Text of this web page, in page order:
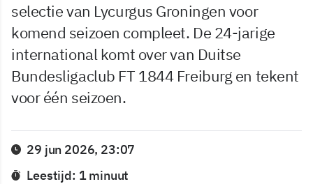
selectie van Lycurgus Groningen voor
komend seizoen compleet. De 24-jarige
international komt over van Duitse
Bundesligaclub FT 1844 Freiburg en tekent
voor één seizoen.
29 jun 2026, 23:07
Leestijd: 1 minuut